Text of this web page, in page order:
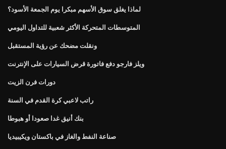
لماذا يغلق سوق الأسهم مبكرا يوم الجمعة الأسود؟
المتوسطات المتحركة الأكثر شعبية للتداول اليومي
ونقلت مضحك عن رؤية المستقبل
ويلز فارجو دفع فاتورة قرض السيارات على الإنترنت
دورات فرن الزيت
راتب لاعبي كرة القدم في السنة
بنك أنيق غدا صعودا أو هبوطا
صناعة النفط والغاز في باكستان ويكيبيديا